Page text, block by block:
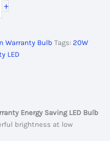
+
Warranty Bulb Tags: 20W
LED
Energy Saving LED Bulb
brightness at low